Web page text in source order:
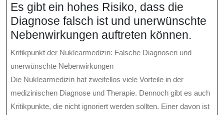
Es gibt ein hohes Risiko, dass die
Diagnose falsch ist und unerwünschte
Nebenwirkungen auftreten können.
Kritikpunkt der Nuklearmedizin: Falsche Diagnosen und
unerwünschte Nebenwirkungen
Die Nuklearmedizin hat zweifellos viele Vorteile in der
medizinischen Diagnose und Therapie. Dennoch gibt es auch
Kritikpunkte, die nicht ignoriert werden sollten. Einer davon ist